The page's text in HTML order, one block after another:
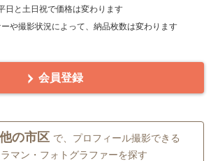
日と土日祝で価格は変わります
や撮影状況によって、納品枚数は変わります
会員登録
の市区 で、プロフィール撮影できる
マン・フォトグラファーを探す